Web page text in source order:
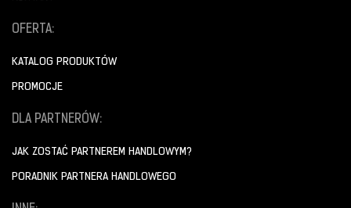
OFERTA:
KATALOG PRODUKTÓW
PROMOCJE
DLA PARTNERÓW:
JAK ZOSTAĆ PARTNEREM HANDLOWYM?
PORADNIK PARTNERA HANDLOWEGO